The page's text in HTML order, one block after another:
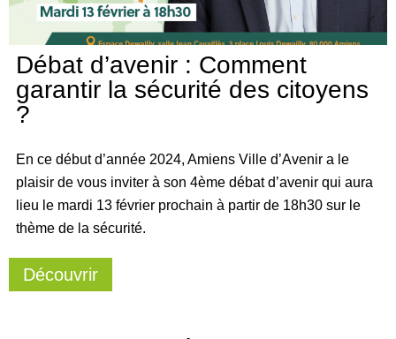
Débat d’avenir : Comment
garantir la sécurité des citoyens
?
En ce début d’année 2024, Amiens Ville d’Avenir a le
plaisir de vous inviter à son 4ème débat d’avenir qui aura
lieu le mardi 13 février prochain à partir de 18h30 sur le
thème de la sécurité.
Découvrir